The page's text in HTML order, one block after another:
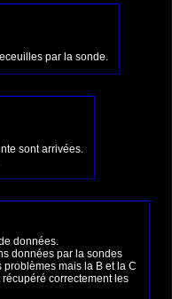
par la sonde.
sont arrivées.
données.
données par la sondes
mais la B et la C
correctement les